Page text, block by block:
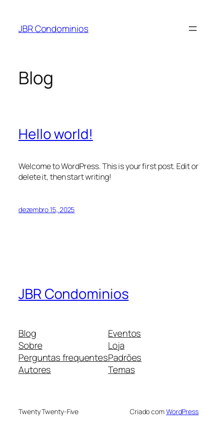
JBR Condominios
Blog
Hello world!
Welcome to WordPress. This is your first post. Edit or
delete it, then start writing!
dezembro 15, 2025
JBR Condominios
Blog
Sobre
Perguntas frequentes
Autores
Eventos
Loja
Padrões
Temas
Twenty Twenty-Five Criado com WordPress